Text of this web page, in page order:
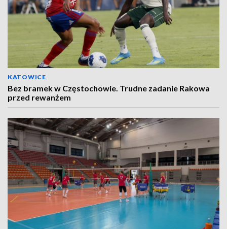
KATOWICE
Bez bramek w Częstochowie. Trudne zadanie Rakowa
przed rewanżem